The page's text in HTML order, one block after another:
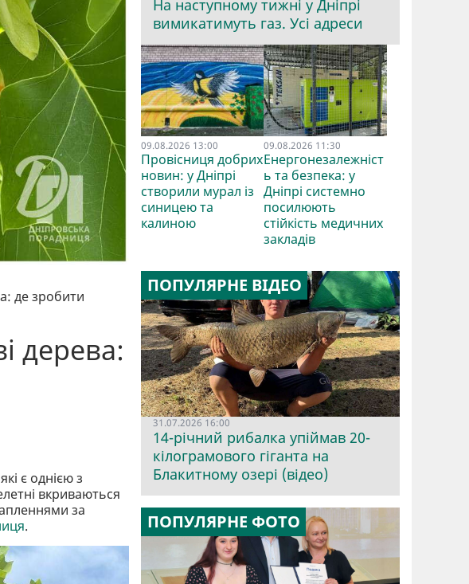
де зробити
дерева:
є однією з
вкриваються
за
.
На наступному тижні у Дніпрі
вимикатимуть газ. Усі адреси
09.08.2026 13:00
Провісниця добрих
новин: у Дніпрі
створили мурал із
синицею та
калиною
09.08.2026 11:30
Енергонезалежніст
ь та безпека: у
Дніпрі системно
посилюють
стійкість медичних
закладів
ПОПУЛЯРНЕ ВІДЕО
31.07.2026 16:00
14-річний рибалка упіймав 20-
кілограмового гіганта на
Блакитному озері (відео)
ПОПУЛЯРНЕ ФОТО